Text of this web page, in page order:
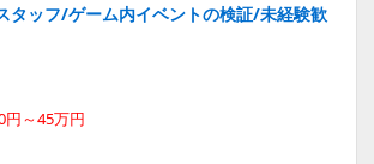
タッフ/ゲーム内イベントの検証/未経験歓
円～45万円